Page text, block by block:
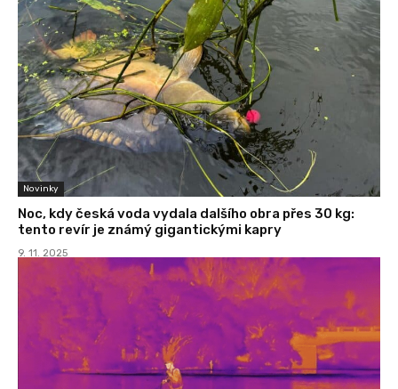
Novinky
Noc, kdy česká voda vydala dalšího obra přes 30 kg:
tento revír je známý gigantickými kapry
9. 11. 2025